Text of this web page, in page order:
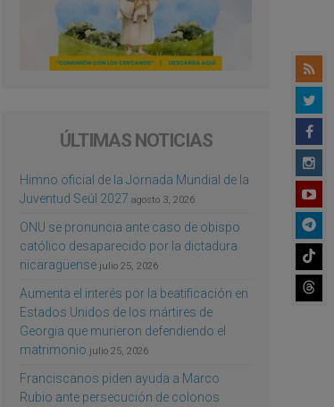
ÚLTIMAS NOTICIAS
Himno oficial de la Jornada Mundial de la
Juventud Seúl 2027 agosto 3, 2026
ONU se pronuncia ante caso de obispo
católico desaparecido por la dictadura
nicaragüense julio 25, 2026
Aumenta el interés por la beatificación en
Estados Unidos de los mártires de
Georgia que murieron defendiendo el
matrimonio julio 25, 2026
Franciscanos piden ayuda a Marco
Rubio ante persecución de colonos